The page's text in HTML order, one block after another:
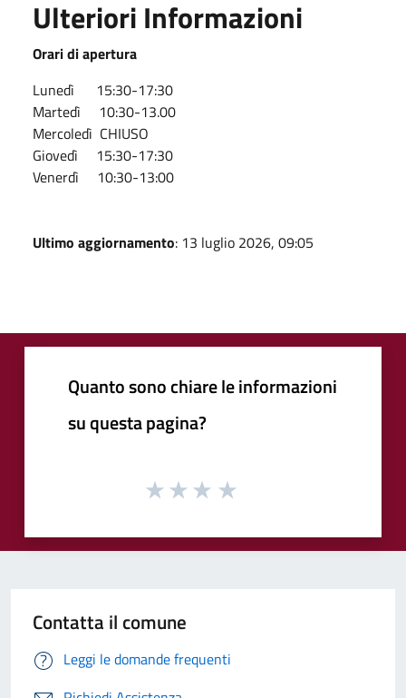
Ulteriori Informazioni
Orari di apertura
Lunedì 15:30-17:30
Martedì 10:30-13.00
Mercoledì CHIUSO
Giovedì 15:30-17:30
Venerdì 10:30-13:00
Ultimo aggiornamento: 13 luglio 2026, 09:05
Quanto sono chiare le informazioni
su questa pagina?
Contatta il comune
Leggi le domande frequenti